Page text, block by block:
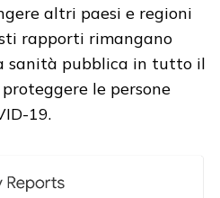
altri paesi e regioni
rapporti rimangano
sanità pubblica in tutto il
le persone
19.